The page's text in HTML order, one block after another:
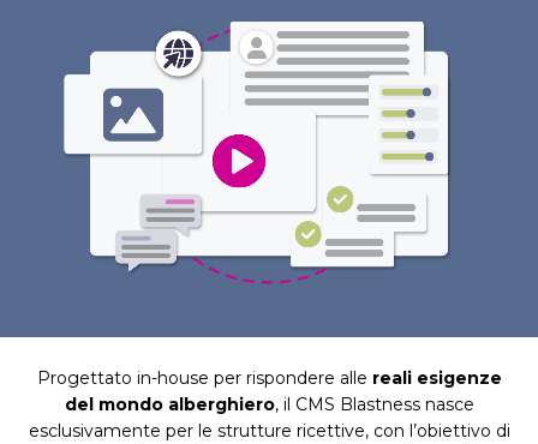
Progettato in-house per rispondere alle reali esigenze
del mondo alberghiero, il CMS Blastness nasce
esclusivamente per le strutture ricettive, con l’obiettivo di